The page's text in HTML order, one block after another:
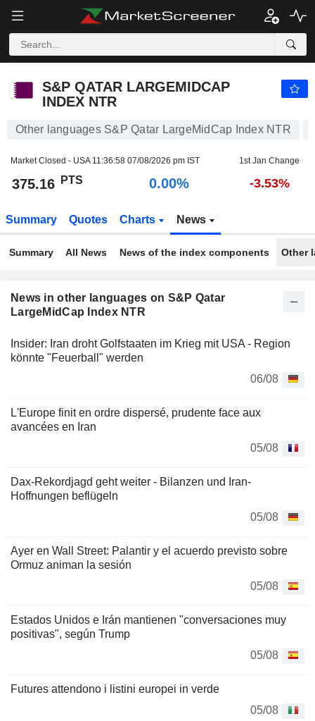
S&P QATAR LARGEMIDCAP
INDEX NTR
Other languages S&P Qatar LargeMidCap Index NTR
Market Closed - USA 11:36:58 07/08/2026 pm IST 1st Jan Change
375.16 PTS 0.00% -3.53%
Summary Quotes Charts News
Summary All News News of the index components Other
News in other languages on S&P Qatar
LargeMidCap Index NTR
Insider: Iran droht Golfstaaten im Krieg mit USA - Region
könnte "Feuerball" werden
06/08
L'Europe finit en ordre dispersé, prudente face aux
avancées en Iran
05/08
Dax-Rekordjagd geht weiter - Bilanzen und Iran-
Hoffnungen beflügeln
05/08
Ayer en Wall Street: Palantir y el acuerdo previsto sobre
Ormuz animan la sesión
05/08
Estados Unidos e Irán mantienen "conversaciones muy
positivas", según Trump
05/08
Futures attendono i listini europei in verde
05/08